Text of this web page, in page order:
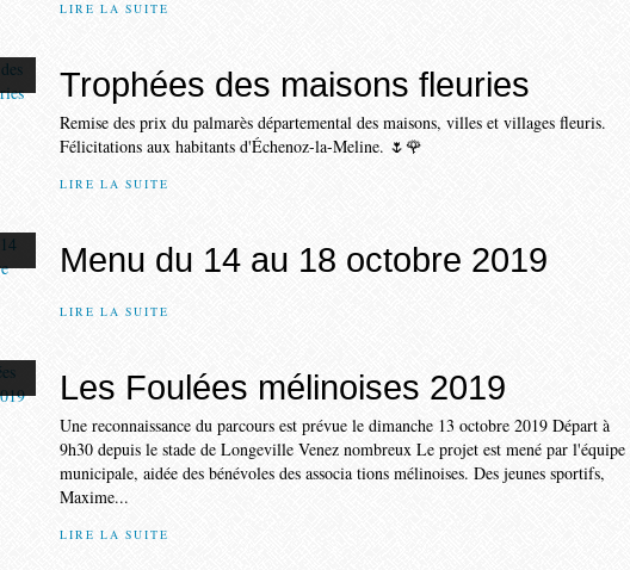
LIRE LA SUITE
Trophées des maisons fleuries
Remise des prix du palmarès départemental des maisons, villes et villages fleuris.
Félicitations aux habitants d'Échenoz-la-Meline. 🌷🌹
LIRE LA SUITE
Menu du 14 au 18 octobre 2019
LIRE LA SUITE
Les Foulées mélinoises 2019
Une reconnaissance du parcours est prévue le dimanche 13 octobre 2019 Départ à
9h30 depuis le stade de Longeville Venez nombreux Le projet est mené par l'équipe
municipale, aidée des bénévoles des associa tions mélinoises. Des jeunes sportifs,
Maxime...
LIRE LA SUITE